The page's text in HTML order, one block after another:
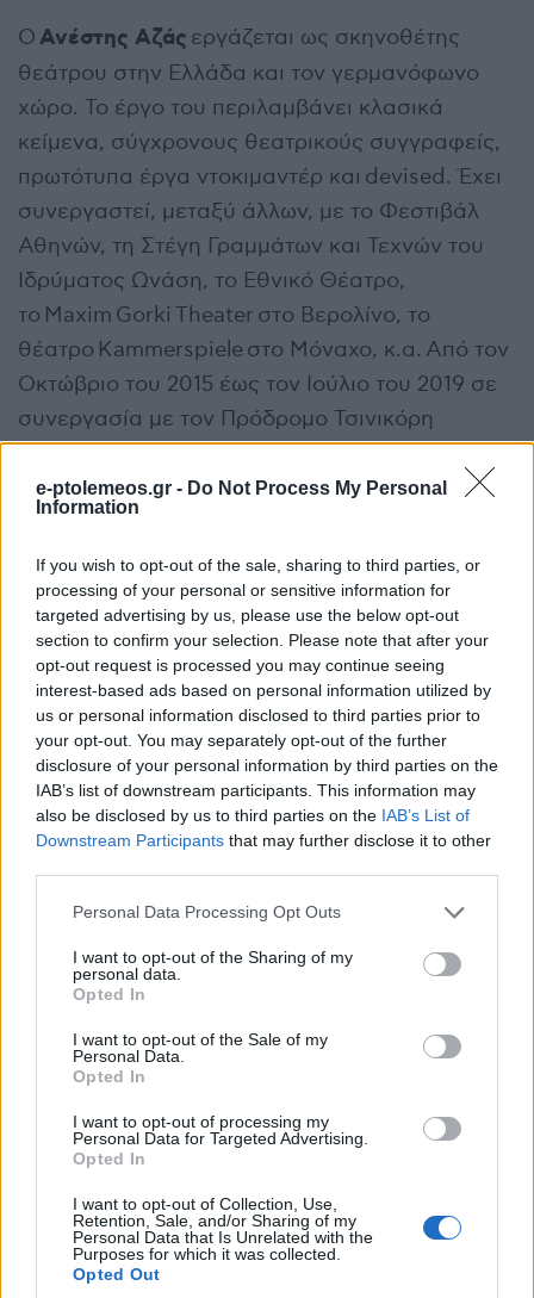
e-ptolemeos.gr - Do Not Process My Personal
Information
If you wish to opt-out of the sale, sharing to third parties, or
processing of your personal or sensitive information for
targeted advertising by us, please use the below opt-out
section to confirm your selection. Please note that after your
opt-out request is processed you may continue seeing
interest-based ads based on personal information utilized by
us or personal information disclosed to third parties prior to
your opt-out. You may separately opt-out of the further
disclosure of your personal information by third parties on the
IAB’s list of downstream participants. This information may
also be disclosed by us to third parties on the IAB’s List of
Downstream Participants that may further disclose it to other
Please note that this website/app uses one or more Google
not limited to your visit or usage behaviour. You may click to
grant or deny consent to Google and its third-party tags to
use your data for below specified purposes in below Google
consent section.
Personal Data Processing Opt Outs
I want to opt-out of the Sharing of my
personal data.
Opted In
I want to opt-out of the Sale of my
Personal Data.
Opted In
I want to opt-out of processing my
Personal Data for Targeted Advertising.
Opted In
I want to opt-out of Collection, Use,
Retention, Sale, and/or Sharing of my
Personal Data that Is Unrelated with the
Purposes for which it was collected.
Opted Out
ΟΑνέστης Αζάς εργάζεται ως σκηνοθέτης
θεάτρου στην Ελλάδα και τον γερμανόφωνο
χώρο. Το έργο του περιλαμβάνει κλασικά
κείμενα, σύγχρονους θεατρικούς συγγραφείς,
πρωτότυπα έργα ντοκιμαντέρ και devised. Έχει
συνεργαστεί, μεταξύ άλλων, με το Φεστιβάλ
Αθηνών, τη Στέγη Γραμμάτων και Τεχνών του
Ιδρύματος Ωνάση, το Εθνικό Θέατρο,
το Maxim Gorki Theater στο Βερολίνο, το
θέατρο Kammerspiele στο Μόναχο, κ.α. Από τον
Οκτώβριο του 2015 έως τον Ιούλιο του 2019 σε
συνεργασία με τον Πρόδρομο Τσινικόρη
διετέλεσε καλλιτεχνικός υπεύθυνος της
Πειραματικής Σκηνής [-1] του Εθνικού Θεάτρου
στην Αθήνα. Παραστάσεις του Ανέστη Αζά
έχουν παρουσιαστεί σε πολλά διεθνή φεστιβάλ.
Χρήστος Θεοδωρίδηςείναι απόφοιτος του
Τμήματος Θεάτρου της Σχολής Καλών Τεχνών
του Α.Π.Θ. Το 2008 ίδρυσε με την χορογράφο
Ξένια Θεμελή τηνΟρχήστρα των Μικρών
Πραγμάτων, με την οποία σκηνοθέτησε τις
παραστάσειςΤο Συνέδριο για το Ιράν, Ποιός
σκότωσε τον πατέρα μου,Αντόνιο ή το μήνυμα
Άμλετ,Παρθενώνας,Έσπασε, Ως το τέλος. Έχει
συνεργαστεί με το Φεστιβάλ Αθηνών και
Επιδαύρου –Η Τραγωδία του Βασιλιά Ριχάρδου
2016-2017 – και με το ΚΘΒΕ –Σ’ εσάς που με
ακούτε, 2023 -2024. Έχει επίσης δουλέψει ως
ηθοποιός σε παραστάσεις στο Εθνικό Θέατρο,
το Θέατρο του Νέου Κόσμου, την Πειραματική
σε προγράμματα της Ένωσης Θεάτρων της
Ευρώπης στη Μόσχα και στο Ροστόφ της